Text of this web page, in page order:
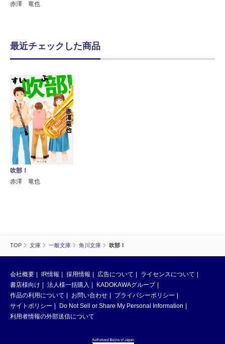
TOP 文庫 一般文庫 角川文庫 吹部！
赤澤 竜也
最近チェックした商品
吹部！
赤澤 竜也
会社概要 IR情報 採用情報 広告について
ライセンスについて
書店様向け
法人様一括購入
KADOKAWAグループ
作品の利用について
お問い合わせ
プライバシーポリシー
サイトポリシー
Do Not Sell or Share My Personal Information
利用者情報の外部送信について